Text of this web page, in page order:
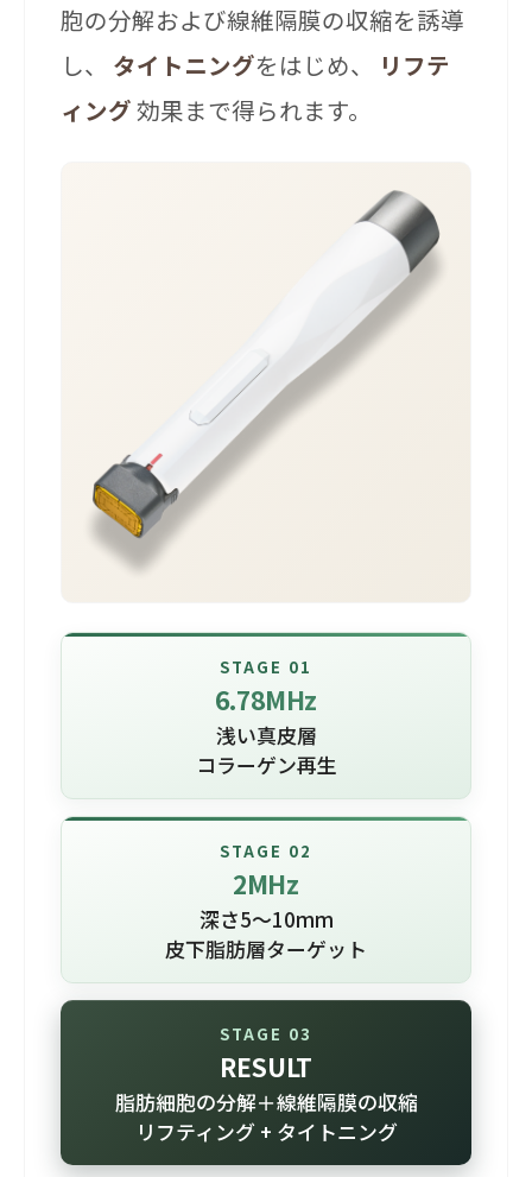
胞の分解および線維隔膜の収縮を誘導
し、 タイトニングをはじめ、
リフテ
ィング効果まで得られます。
STAGE 01
6.78MHz
浅い真皮層
コラーゲン再生
STAGE 02
2MHz
深さ5～10mm
皮下脂肪層ターゲット
STAGE 03
RESULT
脂肪細胞の分解＋線維隔膜の収縮
リフティング + タイトニング